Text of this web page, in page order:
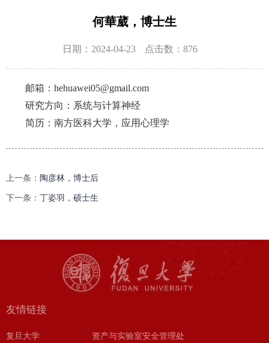
何華葳，博士生
日期：2024-04-23 点击数： 876
邮箱：hehuawei05@gmail.com
研究方向：系统与计算神经
简历：南方医科大学，应用心理学
上一条： 陶彦林，博士后
下一条： 丁姿羽，硕士生
友情链接
复旦大学 资产与实验室安全管理处